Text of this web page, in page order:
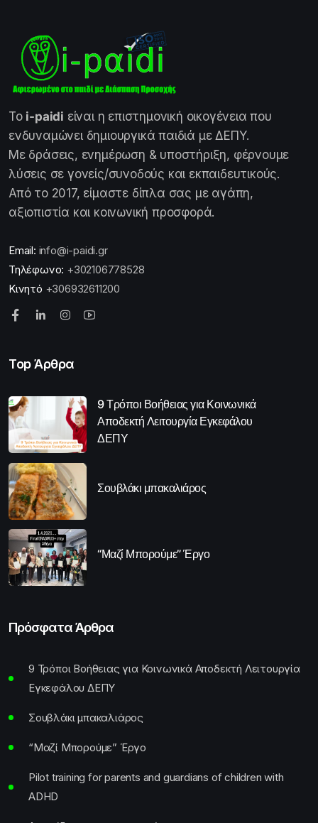
Το i-paidi είναι η επιστημονική οικογένεια που
ενδυναμώνει δημιουργικά παιδιά με ΔΕΠΥ.
Με δράσεις, ενημέρωση & υποστήριξη, φέρνουμε
λύσεις σε γονείς/συνοδούς και εκπαιδευτικούς.
Από το 2017, είμαστε δίπλα σας με αγάπη,
αξιοπιστία και κοινωνική προσφορά.
Email: info@i-paidi.gr
Τηλέφωνο: +302106778528
Κινητό +306932611200
Top Άρθρα
9 Τρόποι Βοήθειας για Κοινωνικά
Αποδεκτή Λειτουργία Εγκεφάλου
ΔΕΠΥ
Σουβλάκι μπακαλιάρος
“Μαζί Μπορούμε” Έργο
Πρόσφατα Άρθρα
9 Τρόποι Βοήθειας για Κοινωνικά Αποδεκτή Λειτουργία
Εγκεφάλου ΔΕΠΥ
Σουβλάκι μπακαλιάρος
“Μαζί Μπορούμε” Έργο
Pilot training for parents and guardians of children with
ADHD